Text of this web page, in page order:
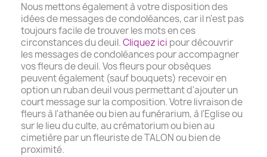
Nous mettons également à votre disposition des
idées de messages de condoléances, car il n'est pas
toujours facile de trouver les mots en ces
circonstances du deuil.Cliquez ici pour découvrir
les messages de condoléances pour accompagner
vos fleurs de deuil. Vos fleurs pour obsèques
peuvent également (sauf bouquets) recevoir en
option un ruban deuil vous permettant d'ajouter un
court message sur la composition.Votre livraison de
fleurs à l'athanée ou bien au funérarium, à l'Eglise ou
sur le lieu du culte, au crématorium ou bien au
cimetière par un fleuriste de TALON ou bien de
proximité.